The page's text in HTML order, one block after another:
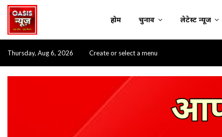
होम चुनाव लेटेस्ट न्यूज
Thursday, Aug 6, 2026 Create or select a menu